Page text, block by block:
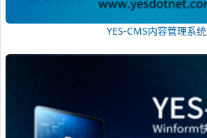
YES-CMS内容管理系统